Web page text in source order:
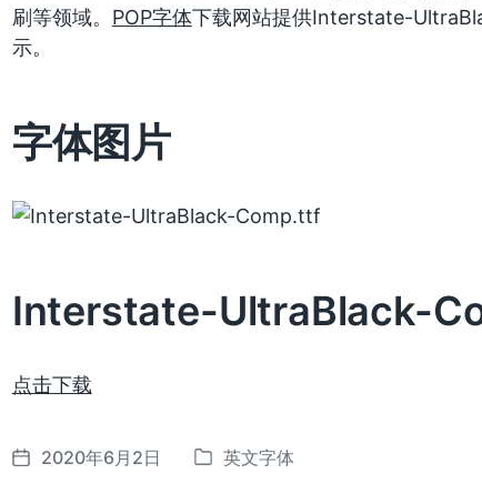
刷等领域。 POP字体下载网站提供Interstate-
示。
字体图片
Interstate-UltraBlack-
点击下载
发
2020年6月2日
发
英文字体